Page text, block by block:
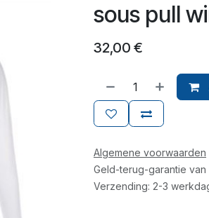
sous pull
32,00 €
Algemene voorwaarden
Geld-terug-garantie van
Verzending: 2-3